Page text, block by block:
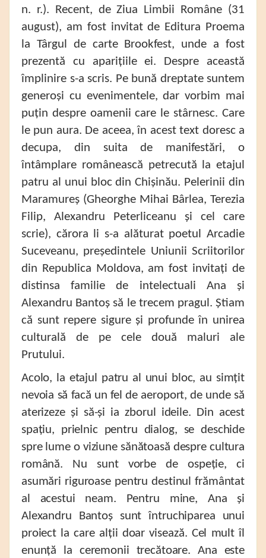
n. r.). Recent, de Ziua Limbii Române (31
august), am fost invitat de Editura Proema
la Târgul de carte Brookfest, unde a fost
prezentă cu aparițiile ei. Despre această
împlinire s-a scris. Pe bună dreptate suntem
generoși cu evenimentele, dar vorbim mai
puțin despre oamenii care le stârnesc. Care
le pun aura. De aceea, în acest text doresc a
decupa, din suita de manifestări, o
întâmplare românească petrecută la etajul
patru al unui bloc din Chișinău. Pelerinii din
Maramureș (Gheorghe Mihai Bârlea, Terezia
Filip, Alexandru Peterliceanu și cel care
scrie), cărora li s-a alăturat poetul Arcadie
Suceveanu, președintele Uniunii Scriitorilor
din Republica Moldova, am fost invitați de
distinsa familie de intelectuali Ana și
Alexandru Bantoș să le trecem pragul. Știam
că sunt repere sigure și profunde în unirea
culturală de pe cele două maluri ale
Prutului.
Acolo, la etajul patru al unui bloc, au simțit
nevoia să facă un fel de aeroport, de unde să
aterizeze și să-și ia zborul ideile. Din acest
spațiu, prielnic pentru dialog, se deschide
spre lume o viziune sănătoasă despre cultura
română. Nu sunt vorbe de ospeție, ci
asumări riguroase pentru destinul frământat
al acestui neam. Pentru mine, Ana și
Alexandru Bantoș sunt întruchiparea unui
proiect la care alții doar visează. Cel mult îl
enunță la ceremonii trecătoare. Ana este